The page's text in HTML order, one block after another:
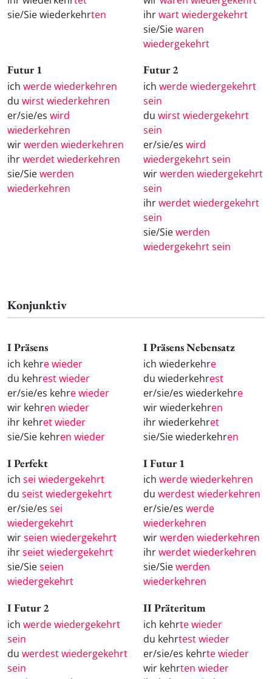
sie/Sie wiederkehrten
ihrwart wiedergekehrt
sie/Siewaren
wiedergekehrt
Futur 1
ich werde wiederkehren
du wirst wiederkehren
er/sie/es wird
wiederkehren
wirwerden wiederkehren
ihrwerdet wiederkehren
sie/Siewerden
wiederkehren
Futur 2
ich werde wiedergekehrt
sein
du wirst wiedergekehrt
sein
er/sie/es wird
wiedergekehrt sein
wirwerden wiedergekehrt
sein
ihrwerdet wiedergekehrt
sein
sie/Siewerden
wiedergekehrt sein
Konjunktiv
I Präsens
ich kehre wieder
du kehrest wieder
er/sie/es kehre wieder
wir kehren wieder
ihr kehret wieder
sie/Sie kehren wieder
I Präsens Nebensatz
ich wiederkehre
du wiederkehrest
er/sie/es wiederkehre
wir wiederkehren
ihr wiederkehret
sie/Sie wiederkehren
I Perfekt
ich sei wiedergekehrt
du seist wiedergekehrt
er/sie/es sei
wiedergekehrt
wirseien wiedergekehrt
ihrseiet wiedergekehrt
sie/Sieseien
wiedergekehrt
I Futur 1
ich werde wiederkehren
du werdest wiederkehren
er/sie/es werde
wiederkehren
wirwerden wiederkehren
ihrwerdet wiederkehren
sie/Siewerden
wiederkehren
I Futur 2
ich werde wiedergekehrt
sein
du werdest wiedergekehrt
sein
II Präteritum
ich kehrte wieder
du kehrtest wieder
er/sie/es kehrte wieder
wir kehrten wieder